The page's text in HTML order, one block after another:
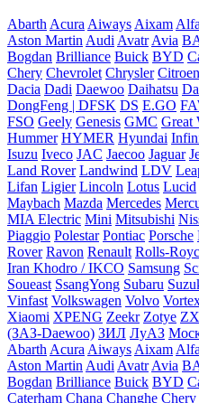
Abarth Acura Aiways Aixam
Aston Martin Audi Avatr Avia
Bogdan Brilliance Buick BYD
Chery Chevrolet Chrysler Citroen
Dacia Dadi Daewoo Daihatsu
DongFeng | DFSK DS E.GO
FSO Geely Genesis GMC Great
Hummer HYMER Hyundai
Isuzu Iveco JAC Jaecoo Jaguar
Land Rover Landwind LDV
Lifan Ligier Lincoln Lotus Lucid
Maybach Mazda Mercedes
MIA Electric Mini Mitsubishi
Piaggio Polestar Pontiac Porsche
Rover Ravon Renault Rolls-
Iran Khodro / IKCO Samsung
Soueast SsangYong Subaru
Vinfast Volkswagen Volvo
Xiaomi XPENG Zeekr Zotye
(ЗАЗ-Daewoo) ЗИЛ ЛуАЗ
Abarth Acura Aiways Aixam
Aston Martin Audi Avatr Avia
Bogdan Brilliance Buick BYD
Caterham Chana Changhe Chery